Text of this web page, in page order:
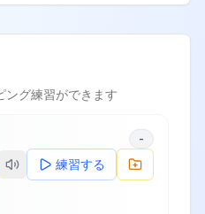
ング練習ができます
-
練習する